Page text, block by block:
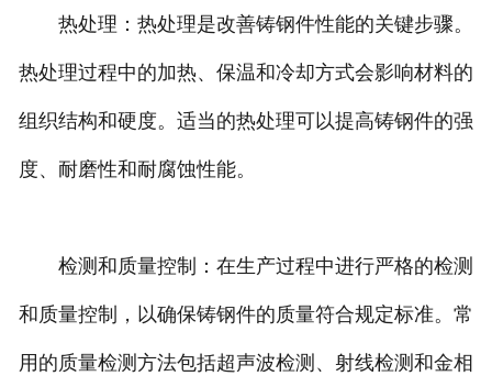
热处理：热处理是改善铸钢件性能的关键步骤。
热处理过程中的加热、保温和冷却方式会影响材料的
组织结构和硬度。适当的热处理可以提高铸钢件的强
度、耐磨性和耐腐蚀性能。
检测和质量控制：在生产过程中进行严格的检测
和质量控制，以确保铸钢件的质量符合规定标准。常
用的质量检测方法包括超声波检测、射线检测和金相